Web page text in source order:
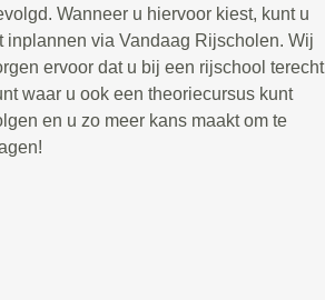
Wanneer u hiervoor kiest, kunt u
inplannen via Vandaag Rijscholen. Wij
ervoor dat u bij een rijschool terecht
waar u ook een theoriecursus kunt
en u zo meer kans maakt om te